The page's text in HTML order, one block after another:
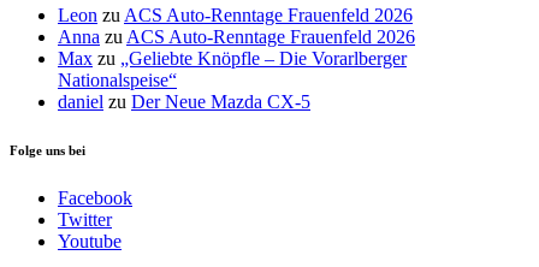
Leon zu ACS Auto-Renntage Frauenfeld 2026
Anna zu ACS Auto-Renntage Frauenfeld 2026
Max zu „Geliebte Knöpfle – Die Vorarlberger
Nationalspeise“
daniel zu Der Neue Mazda CX-5
Folge uns bei
Facebook
Twitter
Youtube